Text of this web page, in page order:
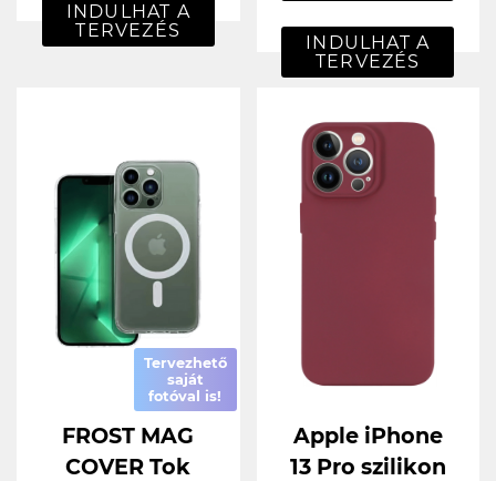
INDULHAT A
TERVEZÉS
INDULHAT A
TERVEZÉS
Tervezhető
saját
fotóval is!
FROST MAG
COVER Tok
Apple iPhone
13 Pro szilikon